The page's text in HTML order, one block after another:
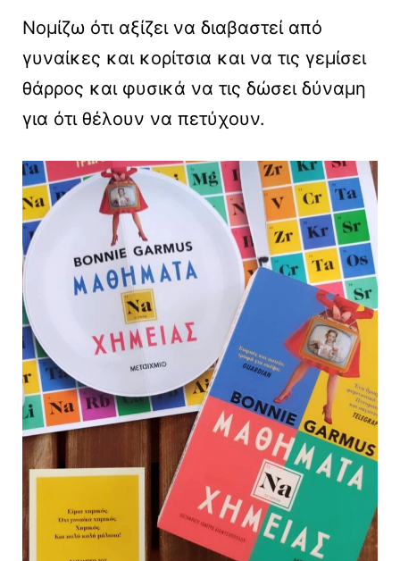
Νομίζω ότι αξίζει να διαβαστεί από
γυναίκες και κορίτσια και να τις γεμίσει
θάρρος και φυσικά να τις δώσει δύναμη
για ότι θέλουν να πετύχουν.